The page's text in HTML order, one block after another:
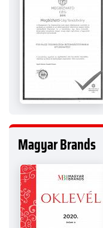
Magyar Brands